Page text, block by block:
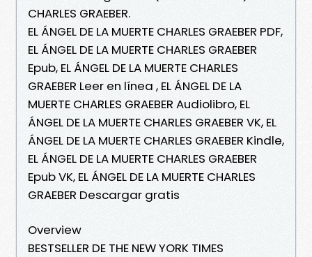
CHARLES GRAEBER.
EL ÁNGEL DE LA MUERTE CHARLES GRAEBER PDF,
EL ÁNGEL DE LA MUERTE CHARLES GRAEBER
Epub, EL ÁNGEL DE LA MUERTE CHARLES
GRAEBER Leer en línea , EL ÁNGEL DE LA
MUERTE CHARLES GRAEBER Audiolibro, EL
ÁNGEL DE LA MUERTE CHARLES GRAEBER VK, EL
ÁNGEL DE LA MUERTE CHARLES GRAEBER Kindle,
EL ÁNGEL DE LA MUERTE CHARLES GRAEBER
Epub VK, EL ÁNGEL DE LA MUERTE CHARLES
GRAEBER Descargar gratis
Overview
BESTSELLER DE THE NEW YORK TIMES